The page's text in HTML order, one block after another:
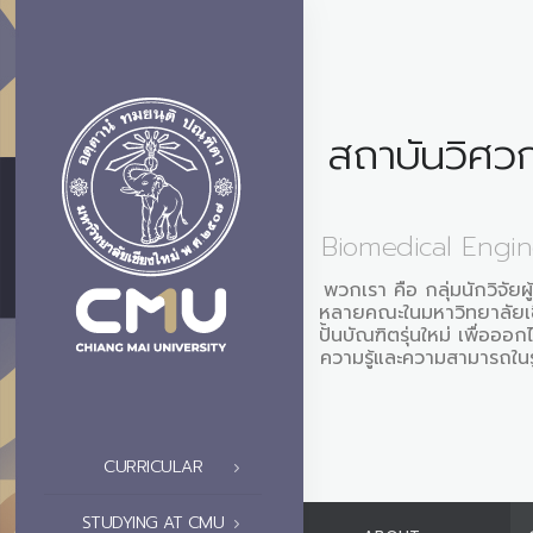
CURRICULAR
STUDYING AT CMU
สถาบันวิศว
Biomedical
พวกเรา คือ กลุ่มนักวิจัย
หลายคณะในมหาวิทยาลัย
ปั้นบัณฑิตรุ่นใหม่ เพื่อออก
ความรู้และความสามารถ